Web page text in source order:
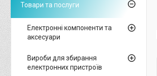
Товари та послуги
Електронні компоненти та
аксесуари
Вироби для збирання
електронних пристроїв